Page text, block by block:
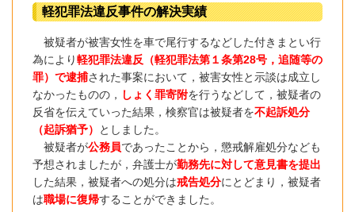
軽犯罪法違反事件の解決実績
被疑者が被害女性を車で尾行するなどした付きまとい行
為により軽犯罪法違反（軽犯罪法第１条第28号，追随等の
罪）で逮捕された事案において，被害女性と示談は成立し
なかったものの， しょく罪寄附を行うなどして，被疑者の
反省を伝えていった結果，検察官は被疑者を不起訴処分
（起訴猶予）
としました。
被疑者が公務員であったことから，懲戒解雇処分なども
予想されましたが，弁護士が勤務先に対して意見書を提出
した結果，被疑者への処分は戒告処分にとどまり，被疑者
は職場に復帰することができました。